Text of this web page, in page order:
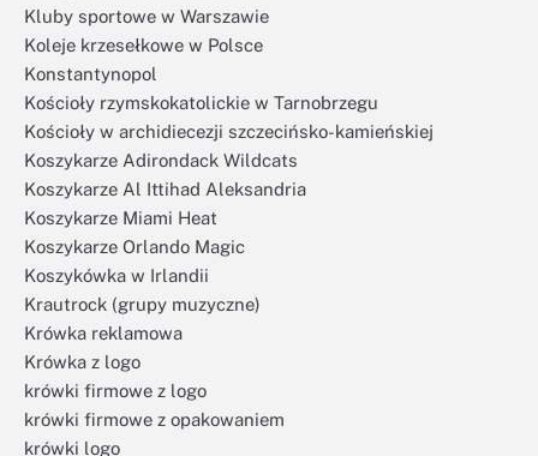
Kluby sportowe w Warszawie
Koleje krzesełkowe w Polsce
Konstantynopol
Kościoły rzymskokatolickie w Tarnobrzegu
Kościoły w archidiecezji szczecińsko-kamieńskiej
Koszykarze Adirondack Wildcats
Koszykarze Al Ittihad Aleksandria
Koszykarze Miami Heat
Koszykarze Orlando Magic
Koszykówka w Irlandii
Krautrock (grupy muzyczne)
Krówka reklamowa
Krówka z logo
krówki firmowe z logo
krówki firmowe z opakowaniem
krówki logo